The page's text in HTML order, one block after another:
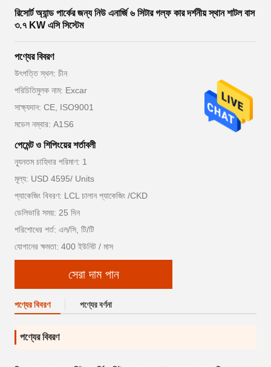
রিসোর্ট অ্যান্ড পার্কের জন্য নিউ এনার্জি ৬ সিটার গল্ফ কার দর্শনীয় স্থান শাটল বাস
৩.৭ KW এসি সিস্টেম
পণ্যের বিবরণ
উৎপত্তি স্থল: চীন
পরিচিতিমুলক নাম: Excar
সাক্ষ্যদান: CE, ISO9001
মডেল নম্বার: A1S6
পেমেন্ট ও শিপিংয়ের শর্তাবলী
ন্যূনতম চাহিদার পরিমাণ: 1
মূল্য: USD 4595/ Units
প্যাকেজিং বিবরণ: LCL চালান প্যাকেজিং /CKD
ডেলিভারি সময়: 25 দিন
পরিশোধের শর্ত: এল/সি, টি/টি
যোগানের ক্ষমতা: 400 ইউনিট / মাস
সেরা দাম পান
পণ্যের বিবরণ পণ্যের বর্ণনা
পণ্যের বিবরণ